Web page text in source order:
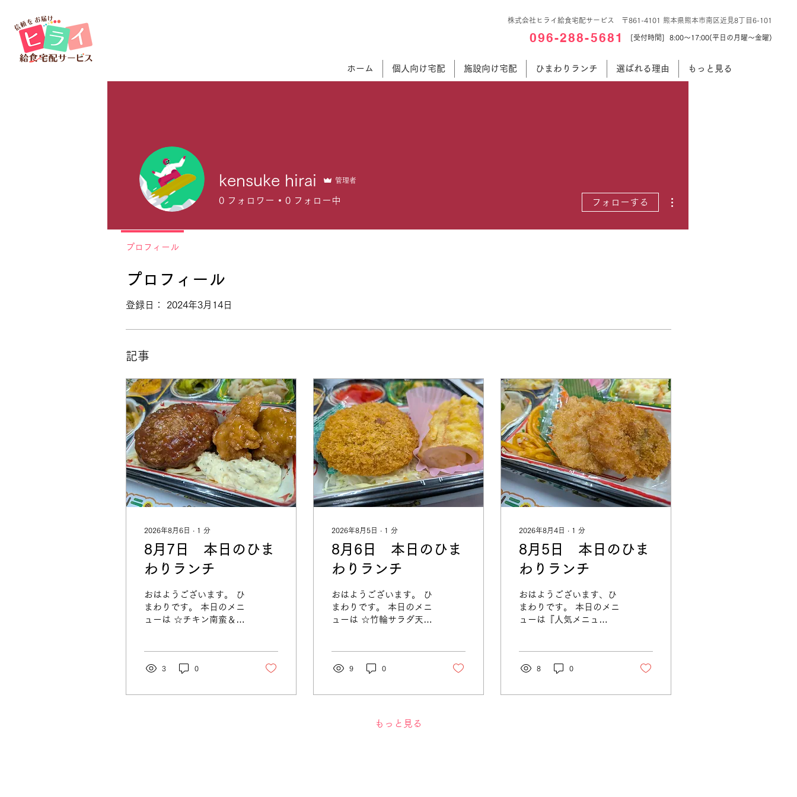
株式会社ヒライ給食宅配サービス 〒861-4101 熊本県熊本市南区近見8丁目6-101
096-288-5681 [受付時間] 8:00～17:00(平日の月曜～金曜)
ホーム 個人向け宅配 施設向け宅配 ひまわりランチ 選ばれる理由 もっと見る
プロフィール
登録日： 2024年3月14日
記事
2026年8月6日 ∙ 1 分
8月7日 本日のひま
わりランチ
おはようございます。 ひ
まわりです。 本日のメニ
ューは ☆チキン南蛮＆グ
お待ちしております。
3 0
2026年8月5日 ∙ 1 分
8月6日 本日のひま
わりランチ
おはようございます。 ひ
まわりです。 本日のメニ
ューは ☆竹輪サラダ天＆
さまからのお電話、お待
9 0
2026年8月4日 ∙ 1 分
8月5日 本日のひま
わりランチ
おはようございます、ひ
まわりです。 本日のメニ
ューは『人気メニュ
根の旨煮 ☆ポテトサラダ
電話、お待ちしておりま
8 0
もっと見る
kensuke hirai 管理者
0 フォロワー 0 フォロー中 フォローする
プロフィール